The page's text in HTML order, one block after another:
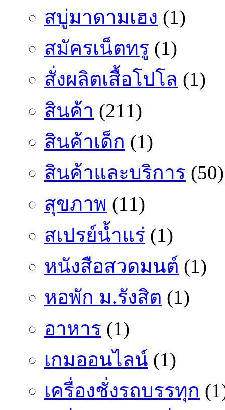
สบู่มาดามเฮง (1)
สมัครเน็ตทรู (1)
สั่งผลิตเสื้อโปโล (1)
สินค้า (211)
สินค้าเด็ก (1)
สินค้าและบริการ (50)
สุขภาพ (11)
สเปรย์น้ำแร่ (1)
หนังสือสวดมนต์ (1)
หอพัก ม.รังสิต (1)
อาหาร (1)
เกมออนไลน์ (1)
เครื่องชั่งรถบรรทุก